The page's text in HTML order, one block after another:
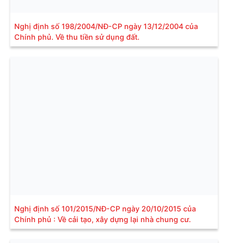
Nghị định số 198/2004/NĐ-CP ngày 13/12/2004 của
Chính phủ. Về thu tiền sử dụng đất.
Nghị định số 101/2015/NĐ-CP ngày 20/10/2015 của
Chính phủ : Về cải tạo, xây dựng lại nhà chung cư.